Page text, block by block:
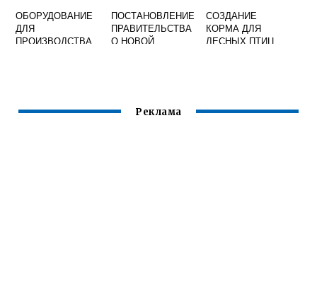
ОБОРУДОВАНИЕ
ДЛЯ
ПРОИЗВОДСТВА
ПОСТАНОВЛЕНИЕ
ПРАВИТЕЛЬСТВА
О НОВОЙ
СОЗДАНИЕ
КОРМА ДЛЯ
ЛЕСНЫХ ПТИЦ
Реклама